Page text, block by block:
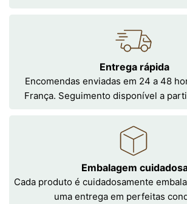
Entrega rápida
Encomendas enviadas em 24 a 48
França. Seguimento disponível a
Embalagem
Cada produto é cuidadosamente
uma entrega em perfeitas